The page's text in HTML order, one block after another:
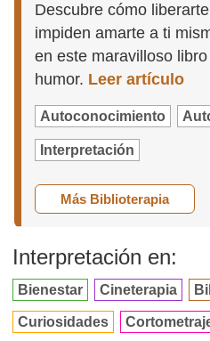
Descubre cómo
impiden amarte a ti
en este maravilloso
humor. Leer artículo
Autoconocimiento
Interpretación
Más Biblioterapia
Interpretación en:
Bienestar Cineterapia
Curiosidades